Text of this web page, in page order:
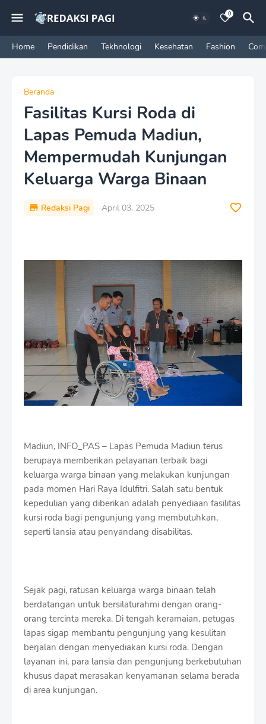
0
Home Pendidikan Tekhnologi Kesehatan Fashion
Beranda
Fasilitas Kursi Roda di
Lapas Pemuda Madiun,
Mempermudah Kunjungan
Keluarga Warga Binaan
Redaksi Pagi April 03, 2025
Madiun, INFO_PAS – Lapas Pemuda Madiun terus
berupaya memberikan pelayanan terbaik bagi
keluarga warga binaan yang melakukan kunjungan
pada momen Hari Raya Idulfitri. Salah satu bentuk
kepedulian yang diberikan adalah penyediaan fasilitas
kursi roda bagi pengunjung yang membutuhkan,
seperti lansia atau penyandang disabilitas.
Sejak pagi, ratusan keluarga warga binaan telah
berdatangan untuk bersilaturahmi dengan orang-
orang tercinta mereka. Di tengah keramaian, petugas
lapas sigap membantu pengunjung yang kesulitan
berjalan dengan menyediakan kursi roda. Dengan
layanan ini, para lansia dan pengunjung berkebutuhan
khusus dapat merasakan kenyamanan selama berada
di area kunjungan.
B
R
u
s
h
a
n
D
g
n
W
i
t
h
S
r
e
m
p
l
a
t
e
s